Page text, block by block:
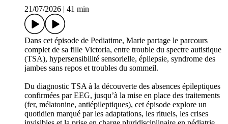
21/07/2026
41 min
Dans cet épisode de Pediatime, Marie partage le parcours
complet de sa fille Victoria, entre trouble du spectre autistique
(TSA), hypersensibilité sensorielle, épilepsie, syndrome des
jambes sans repos et troubles du sommeil.
Du diagnostic TSA à la découverte des absences épileptiques
confirmées par EEG, jusqu’à la mise en place des traitements
(fer, mélatonine, antiépileptiques), cet épisode explore un
quotidien marqué par les adaptations, les rituels, les crises